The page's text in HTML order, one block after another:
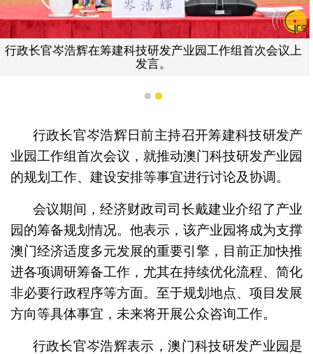
行政长官岑浩辉在筹建科技研发产业园工作组首次会议上
发言。
1 2
行政长官岑浩辉日前主持召开筹建科技研发产
业园工作组首次会议，就推动澳门科技研发产业园
的规划工作、建设安排等事宜进行讨论及协调。
会议期间，经济财政司司长戴建业介绍了产业
园的筹备规划情况。他表示，该产业园将成为支撑
澳门经济适度多元发展的重要引擎，目前正加快推
进各项调研筹备工作，尤其在持续优化流程、简化
非必要行政程序等方面。至于规划地点、项目发展
方向等具体事宜，未来将开展公众咨询工作。
行政长官岑浩辉表示，澳门科技研发产业园是